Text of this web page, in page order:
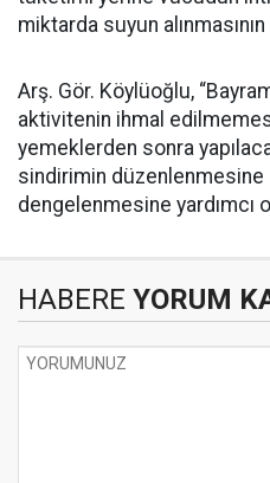
miktarda suyun
Arş. Gör. Köylüoğlu,
aktivitenin ihmal
yemeklerden sonra
sindirimin düzenlenmesine
dengelenmesine yardımcı
HABERE YORUM